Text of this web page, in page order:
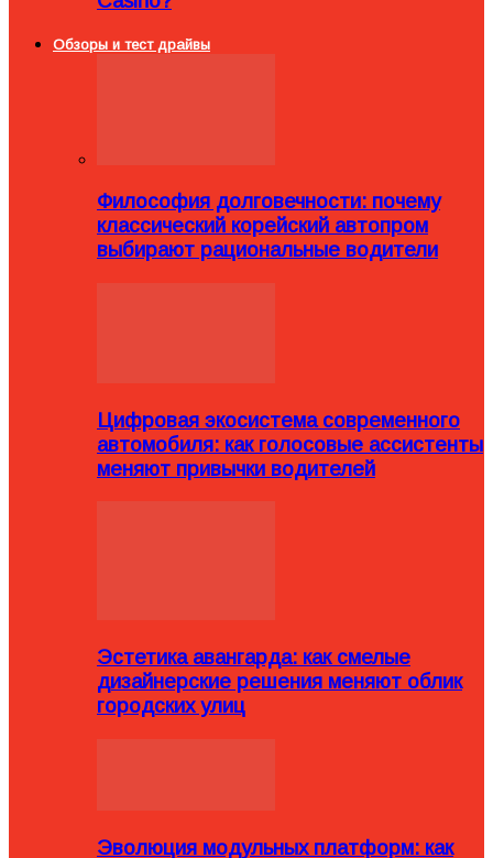
Обзоры и тест драйвы
Философия долговечности: почему
классический корейский автопром
выбирают рациональные водители
Цифровая экосистема современного
автомобиля: как голосовые ассистенты
меняют привычки водителей
Эстетика авангарда: как смелые
дизайнерские решения меняют облик
городских улиц
Эволюция модульных платформ: как